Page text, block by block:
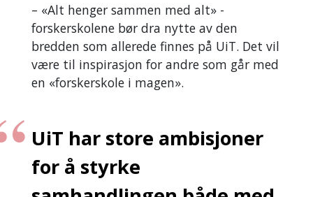
– «Alt henger sammen med alt» -
forskerskolene bør dra nytte av den
bredden som allerede finnes på UiT. Det vil
være til inspirasjon for andre som går med
en «forskerskole i magen».
UiT har store ambisjoner
for å styrke